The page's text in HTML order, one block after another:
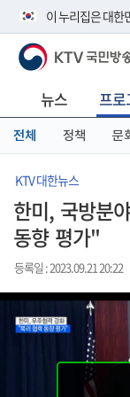
이 누리집은 대한
공식 누리집 주소
니다.
이밖에 or.kr 또는
서 도메인 주소를
KTV 국민방송
뉴스 프로
전체 정책 문
KTV 대한뉴스
한미, 국방분
동향 평가"
등록일 : 2023.09.21 20:22